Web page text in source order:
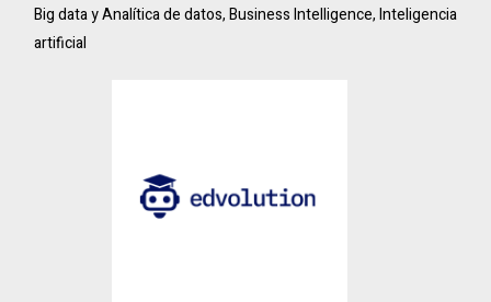
Big data y Analítica de datos,Business Intelligence,Inteligencia
artificial